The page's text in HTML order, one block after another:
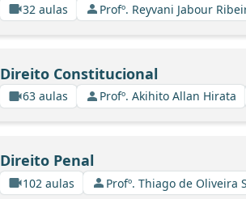
32 aulas Profº. Reyvani Jabour
Direito Constitucional
63 aulas Profº. Akihito Allan Hirata
Direito Penal
102 aulas Profº. Thiago de Oliveira